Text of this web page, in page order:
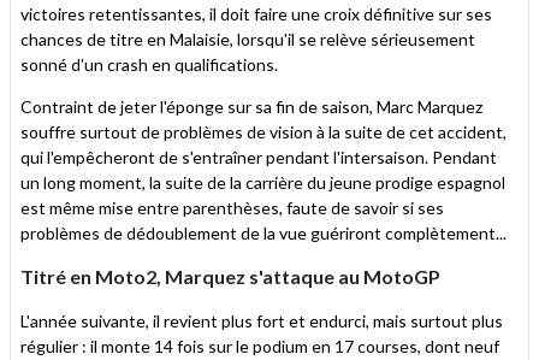
victoires retentissantes, il doit faire une croix définitive sur ses
chances de titre en Malaisie, lorsqu'il se relève sérieusement
sonné d'un crash en qualifications.
Contraint de jeter l'éponge sur sa fin de saison, Marc Marquez
souffre surtout de problèmes de vision à la suite de cet accident,
qui l'empêcheront de s'entraîner pendant l'intersaison. Pendant
un long moment, la suite de la carrière du jeune prodige espagnol
est même mise entre parenthèses, faute de savoir si ses
problèmes de dédoublement de la vue guériront complètement...
Titré en Moto2, Marquez s'attaque au MotoGP
L'année suivante, il revient plus fort et endurci, mais surtout plus
régulier : il monte 14 fois sur le podium en 17 courses, dont neuf